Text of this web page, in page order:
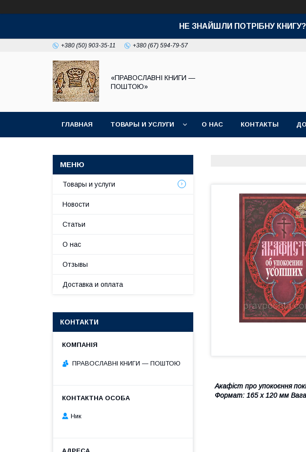
НЕ ЗНАЙШЛИ ПОТРІБНУ
+380 (50) 903-35-11 +380 (67) 594-79-57
«ПРАВОСЛАВНІ КНИГИ —
ПОШТОЮ»
ГЛАВНАЯ ТОВАРЫ И УСЛУГИ О НАС КОНТАКТЫ
Акафіст про упокоєння
Формат: 165 х 120 мм
Товары и услуги
Новости
Статьи
О нас
Отзывы
Доставка и оплата
КОНТАКТИ
ПРАВОСЛАВНІ КНИГИ — ПОШТОЮ
Ник